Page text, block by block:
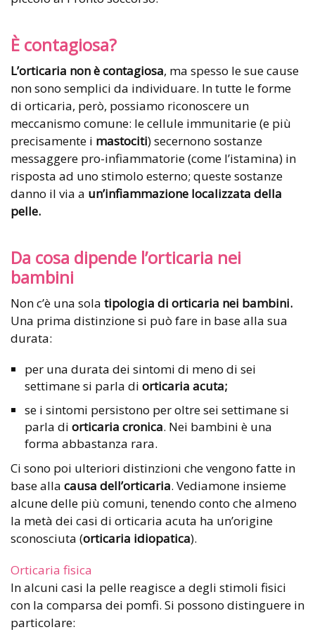
È contagiosa?
L’orticaria non è contagiosa, ma spesso le sue cause
non sono semplici da individuare. In tutte le forme
di orticaria, però, possiamo riconoscere un
meccanismo comune: le cellule immunitarie (e più
precisamente i mastociti) secernono sostanze
messaggere pro-infiammatorie (come l’istamina) in
risposta ad uno stimolo esterno; queste sostanze
danno il via a un’infiammazione localizzata della
pelle.
Da cosa dipende l’orticaria nei
bambini
Non c’è una sola tipologia di orticaria nei bambini.
Una prima distinzione si può fare in base alla sua
durata:
per una durata dei sintomi di meno di sei
settimane si parla di orticaria acuta;
se i sintomi persistono per oltre sei settimane si
parla di orticaria cronica. Nei bambini è una
forma abbastanza rara.
Ci sono poi ulteriori distinzioni che vengono fatte in
base alla causa dell’orticaria. Vediamone insieme
alcune delle più comuni, tenendo conto che almeno
la metà dei casi di orticaria acuta ha un’origine
sconosciuta (orticaria idiopatica).
Orticaria fisica
In alcuni casi la pelle reagisce a degli stimoli fisici
con la comparsa dei pomfi. Si possono distinguere in
particolare: